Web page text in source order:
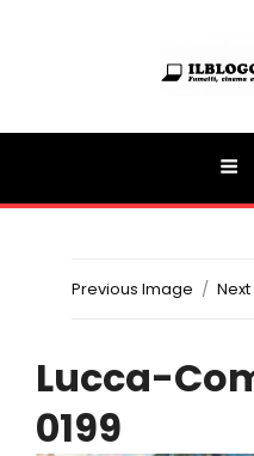
Il portalino di blog |
Previous Image
Lucca-
0199